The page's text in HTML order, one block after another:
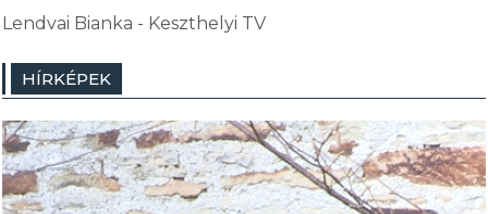
Lendvai Bianka - Keszthelyi TV
HÍRKÉPEK